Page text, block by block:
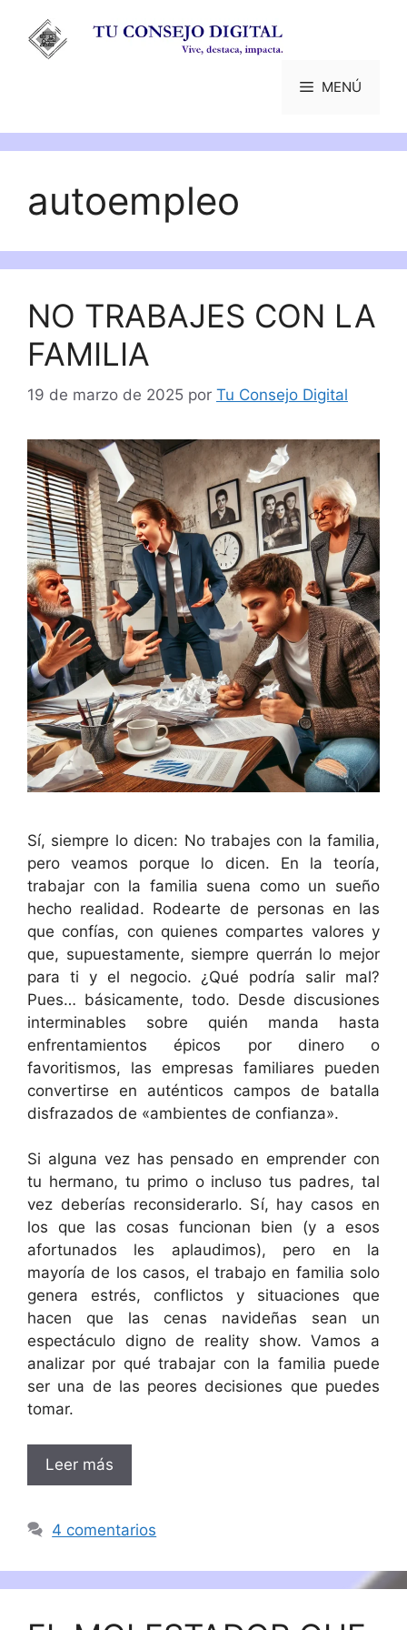
contenido
MENÚ
autoempleo
NO TRABAJES CON LA
FAMILIA
19 de marzo de 2025 por Tu Consejo Digital
Sí, siempre lo dicen: No trabajes con la familia,
pero veamos porque lo dicen. En la teoría,
trabajar con la familia suena como un sueño
hecho realidad. Rodearte de personas en las
que confías, con quienes compartes valores y
que, supuestamente, siempre querrán lo mejor
para ti y el negocio. ¿Qué podría salir mal?
Pues… básicamente, todo. Desde discusiones
interminables sobre quién manda hasta
enfrentamientos épicos por dinero o
favoritismos, las empresas familiares pueden
convertirse en auténticos campos de batalla
disfrazados de «ambientes de confianza».
Si alguna vez has pensado en emprender con
tu hermano, tu primo o incluso tus padres, tal
vez deberías reconsiderarlo. Sí, hay casos en
los que las cosas funcionan bien (y a esos
afortunados les aplaudimos), pero en la
mayoría de los casos, el trabajo en familia solo
genera estrés, conflictos y situaciones que
hacen que las cenas navideñas sean un
espectáculo digno de reality show. Vamos a
analizar por qué trabajar con la familia puede
ser una de las peores decisiones que puedes
tomar.
Leer más
4 comentarios